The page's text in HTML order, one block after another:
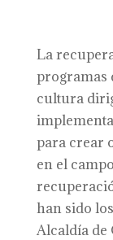
La
programas
cultura
para crear
en el
han sido
Alcaldía de